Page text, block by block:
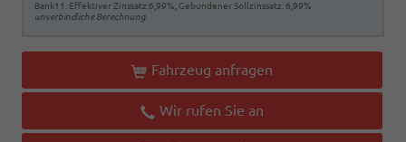
Bank11. Effektiver Zinssatz:6,99%, Gebundener Sollzinssatz: 6,99%
unverbindliche Berechnung
Fahrzeug anfragen
Wir rufen Sie an